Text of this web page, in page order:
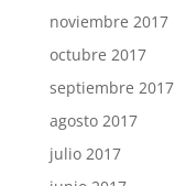
noviembre 2017
octubre 2017
septiembre 2017
agosto 2017
julio 2017